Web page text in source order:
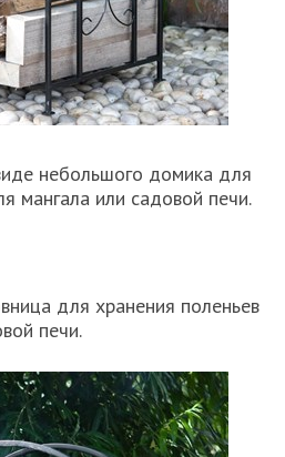
небольшого домика для
мангала или садовой печи.
для хранения поленьев
печи.